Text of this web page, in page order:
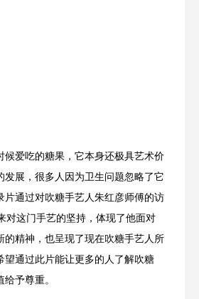
候爱吃的糖果，它本身还极具艺术价
发展，很多人因为卫生问题忽略了它
片通过对吹糖手艺人朱红彦师傅的访
对这门手艺的坚持，体现了他面对
的精神，也呈现了现在吹糖手艺人所
望通过此片能让更多的人了解吹糖
予尊重。